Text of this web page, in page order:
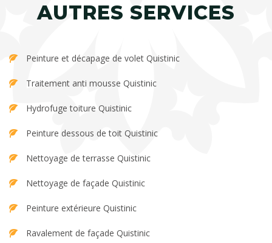
AUTRES SERVICES
Peinture et décapage de volet Quistinic
Traitement anti mousse Quistinic
Hydrofuge toiture Quistinic
Peinture dessous de toit Quistinic
Nettoyage de terrasse Quistinic
Nettoyage de façade Quistinic
Peinture extérieure Quistinic
Ravalement de façade Quistinic